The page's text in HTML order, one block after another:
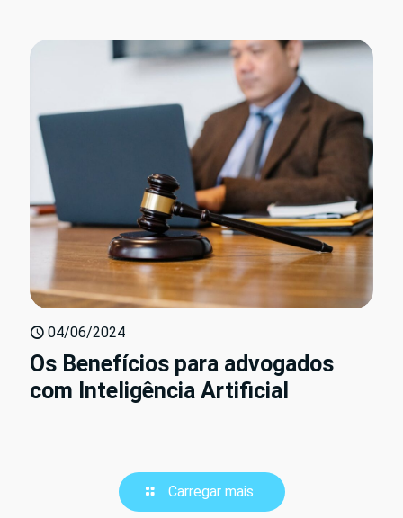
04/06/2024
Os Benefícios para advogados
com Inteligência Artificial
Carregar mais